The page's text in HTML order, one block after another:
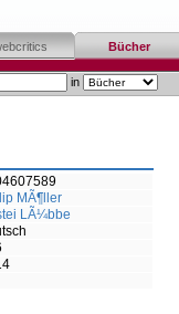
Bücher
in
MÃ¶ller
LÃ¼bbe